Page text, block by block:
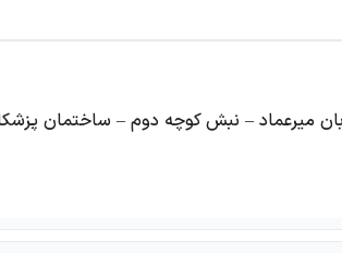
میرعماد – نبش کوچه دوم – ساختمان